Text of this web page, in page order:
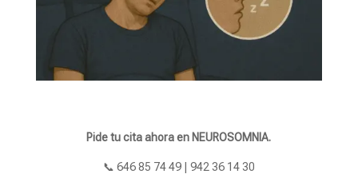
Pide tu cita ahora en NEUROSOMNIA.
📞 646 85 74 49 | 942 36 14 30